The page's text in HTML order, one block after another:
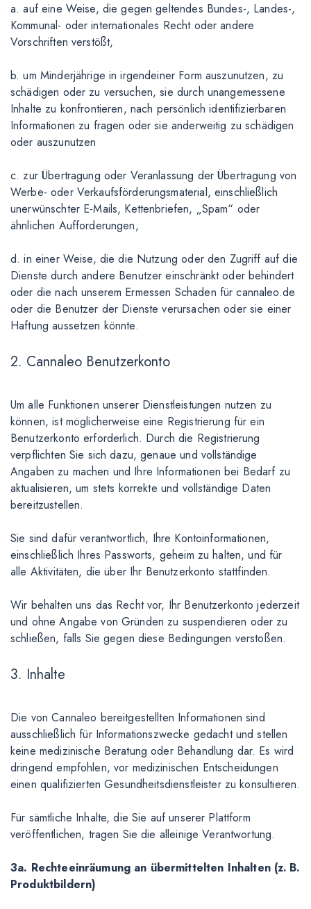
a. auf eine Weise, die gegen geltendes Bundes-, Landes-,
Kommunal- oder internationales Recht oder andere
Vorschriften verstößt,
b. um Minderjährige in irgendeiner Form auszunutzen, zu
schädigen oder zu versuchen, sie durch unangemessene
Inhalte zu konfrontieren, nach persönlich identifizierbaren
Informationen zu fragen oder sie anderweitig zu schädigen
oder auszunutzen
c. zur Übertragung oder Veranlassung der Übertragung von
Werbe- oder Verkaufsförderungsmaterial, einschließlich
unerwünschter E-Mails, Kettenbriefen, „Spam“ oder
ähnlichen Aufforderungen,
d. in einer Weise, die die Nutzung oder den Zugriff auf die
Dienste durch andere Benutzer einschränkt oder behindert
oder die nach unserem Ermessen Schaden für cannaleo.de
oder die Benutzer der Dienste verursachen oder sie einer
Haftung aussetzen könnte.
2. Cannaleo Benutzerkonto
Um alle Funktionen unserer Dienstleistungen nutzen zu
können, ist möglicherweise eine Registrierung für ein
Benutzerkonto erforderlich. Durch die Registrierung
verpflichten Sie sich dazu, genaue und vollständige
Angaben zu machen und Ihre Informationen bei Bedarf zu
aktualisieren, um stets korrekte und vollständige Daten
bereitzustellen.
Sie sind dafür verantwortlich, Ihre Kontoinformationen,
einschließlich Ihres Passworts, geheim zu halten, und für
alle Aktivitäten, die über Ihr Benutzerkonto stattfinden.
Wir behalten uns das Recht vor, Ihr Benutzerkonto jederzeit
und ohne Angabe von Gründen zu suspendieren oder zu
schließen, falls Sie gegen diese Bedingungen verstoßen.
3. Inhalte
Die von Cannaleo bereitgestellten Informationen sind
ausschließlich für Informationszwecke gedacht und stellen
keine medizinische Beratung oder Behandlung dar. Es wird
dringend empfohlen, vor medizinischen Entscheidungen
einen qualifizierten Gesundheitsdienstleister zu konsultieren.
Für sämtliche Inhalte, die Sie auf unserer Plattform
veröffentlichen, tragen Sie die alleinige Verantwortung.
3a. Rechteeinräumung an übermittelten Inhalten (z. B.
Produktbildern)